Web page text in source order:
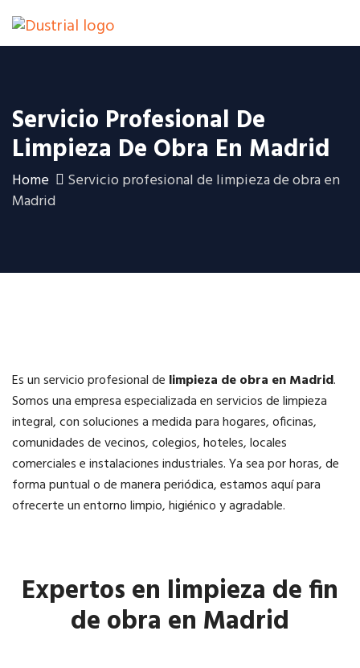
Servicio Profesional De
Limpieza De Obra En Madrid
Home
Servicio profesional de limpieza de obra en
Madrid
Es un servicio profesional de limpieza de obra en Madrid.
Somos una empresa especializada en servicios de limpieza
integral, con soluciones a medida para hogares, oficinas,
comunidades de vecinos, colegios, hoteles, locales
comerciales e instalaciones industriales. Ya sea por horas, de
forma puntual o de manera periódica, estamos aquí para
ofrecerte un entorno limpio, higiénico y agradable.
Expertos en limpieza de fin
de obra en Madrid